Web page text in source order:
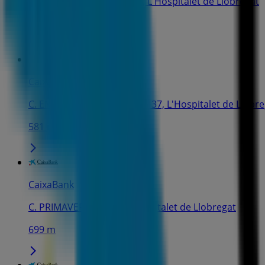
C. ENRIC PRAT DE LA RIBA, 137, L'Hospitalet de
581 m
CaixaBank
C. PRIMAVERA, 78-80, L'Hospitalet de Llobregat
699 m